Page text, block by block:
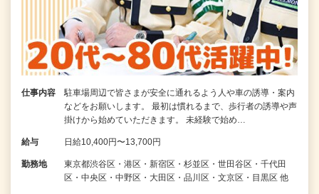
仕事内容
駐車場周辺で皆さまが安全に通れるよう人や車の誘導・案内
などをお願いします。 最初は慣れるまで、歩行者の誘導や声
掛けから始めていただきます。 未経験で始め…
給与 日給10,400円〜13,700円
勤務地
東京都渋谷区・港区・新宿区・杉並区・世田谷区・千代田
区・中央区・中野区・大田区・品川区・文京区・目黒区 他